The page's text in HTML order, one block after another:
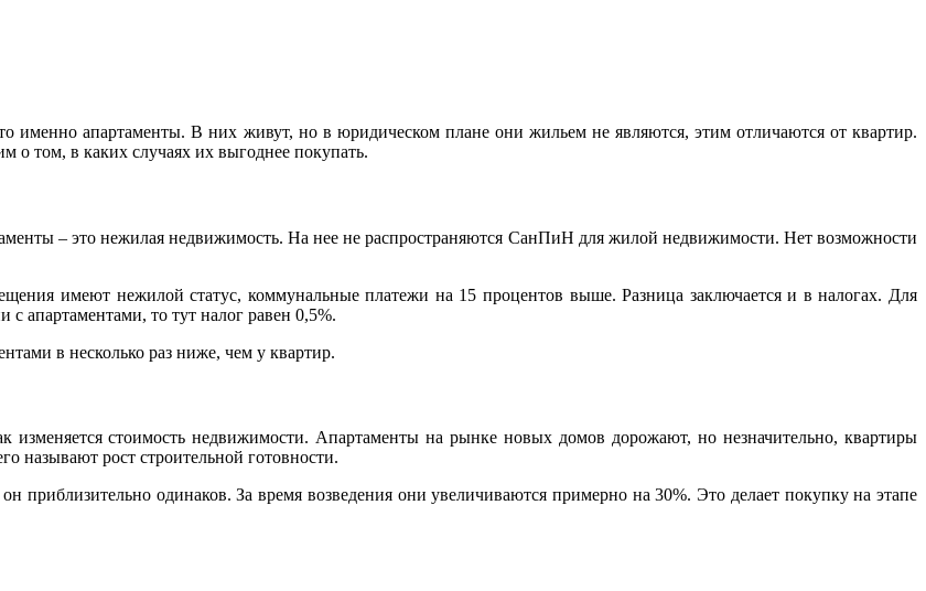
именно апартаменты. В них живут, но в юридическом плане они жильем не являются, этим отличаются от квартир.
о том, в каких случаях их выгоднее покупать.
– это нежилая недвижимость. На нее не распространяются СанПиН для жилой недвижимости. Нет возможности
имеют нежилой статус, коммунальные платежи на 15 процентов выше. Разница заключается и в налогах. Для
с апартаментами, то тут налог равен 0,5%.
в несколько раз ниже, чем у квартир.
стоимость недвижимости. Апартаменты на рынке новых домов дорожают, но незначительно, квартиры
называют рост строительной готовности.
приблизительно одинаков. За время возведения они увеличиваются примерно на 30%. Это делает покупку на этапе